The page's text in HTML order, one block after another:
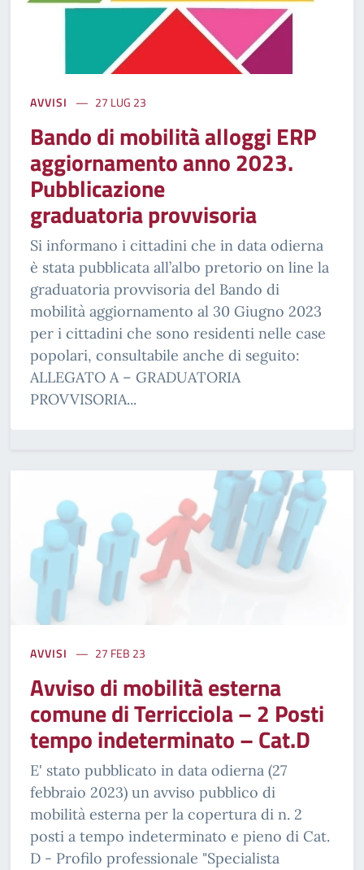
AVVISI 27 LUG 23
Bando di mobilità alloggi ERP
aggiornamento anno 2023.
Pubblicazione
graduatoria provvisoria
Si informano i cittadini che in data odierna
è stata pubblicata all’albo pretorio on line la
graduatoria provvisoria del Bando di
mobilità aggiornamento al 30 Giugno 2023
per i cittadini che sono residenti nelle case
popolari, consultabile anche di seguito:
ALLEGATO A – GRADUATORIA
PROVVISORIA...
AVVISI 27 FEB 23
Avviso di mobilità esterna
comune di Terricciola – 2 Posti
tempo indeterminato – Cat.D
E' stato pubblicato in data odierna (27
febbraio 2023) un avviso pubblico di
mobilità esterna per la copertura di n. 2
posti a tempo indeterminato e pieno di Cat.
D - Profilo professionale "Specialista